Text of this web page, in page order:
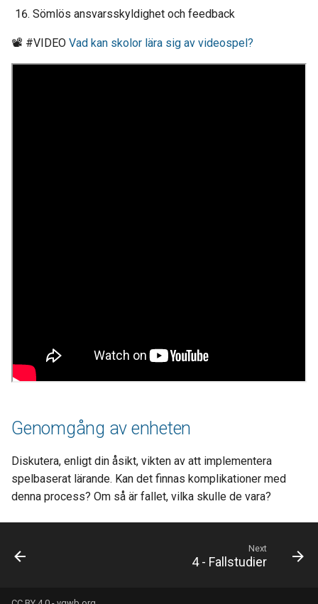
Sömlös ansvarsskyldighet och feedback
📽 #VIDEO Vad kan skolor lära sig av videospel?
Genomgång av enheten
Diskutera, enligt din åsikt, vikten av att implementera
spelbaserat lärande. Kan det finnas komplikationer med
denna process? Om så är fallet, vilka skulle de vara?
Next
4 - Fallstudier